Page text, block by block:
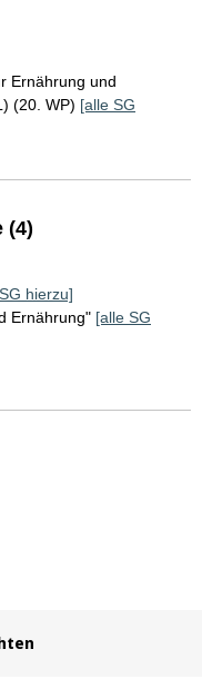
Ernährung und
(20. WP) [alle SG
(4)
hierzu]
Ernährung" [alle SG